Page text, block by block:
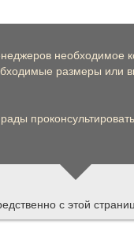
необходимое
размеры или
с этой